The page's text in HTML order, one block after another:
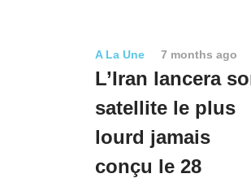
A La Une 7 months ago
L’Iran lancera
satellite le plus
lourd jamais
conçu le 28